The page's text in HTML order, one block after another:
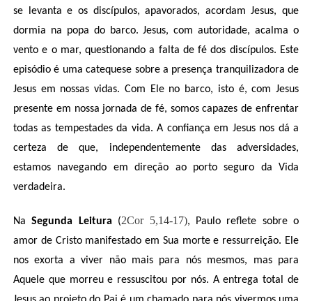
se levanta e os discípulos, apavorados, acordam Jesus, que
dormia na popa do barco. Jesus, com autoridade, acalma o
vento e o mar, questionando a falta de fé dos discípulos. Este
episódio é uma catequese sobre a presença tranquilizadora de
Jesus em nossas vidas. Com Ele no barco, isto é, com Jesus
presente em nossa jornada de fé, somos capazes de enfrentar
todas as tempestades da vida. A confiança em Jesus nos dá a
certeza de que, independentemente das adversidades,
estamos navegando em direção ao porto seguro da Vida
verdadeira.
NaSegunda Leitura (2Cor 5,14-17), Paulo reflete sobre o
amor de Cristo manifestado em Sua morte e ressurreição. Ele
nos exorta a viver não mais para nós mesmos, mas para
Aquele que morreu e ressuscitou por nós. A entrega total de